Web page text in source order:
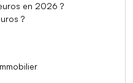
en 2026 ?
?